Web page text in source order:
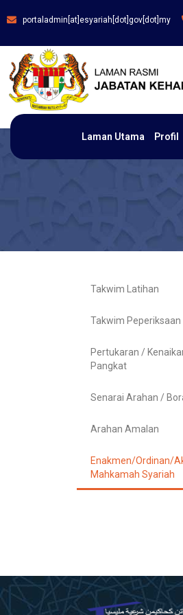
portaladmin[at]esyariah[dot]gov[dot]my
Laman Utama Profil
Takwim Latihan
Takwim Peperiksaan
Pertukaran /
Pangkat
Senarai Arahan /
Arahan Amalan
Enakmen/Ordinan/
Mahkamah Syariah